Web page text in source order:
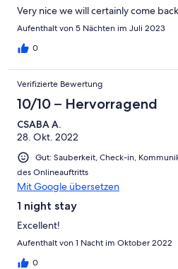
Very nice we will certainly come back
Aufenthalt von 5 Nächten im Juli 2023
0
Verifizierte Bewertung
10/10 – Hervorragend
CSABA A.
28. Okt. 2022
Gut: Sauberkeit, Check-in,
des Onlineauftritts
Mit Google übersetzen
1 night stay
Excellent!
Aufenthalt von 1 Nacht im Oktober 2022
0